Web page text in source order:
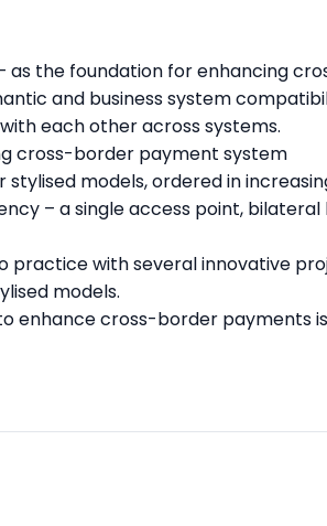
the foundation for enhancing
and business system
each other across systems.
cross-border payment system
models, ordered in
– a single access point, bilateral
practice with several innovative
models.
enhance cross-border payments is